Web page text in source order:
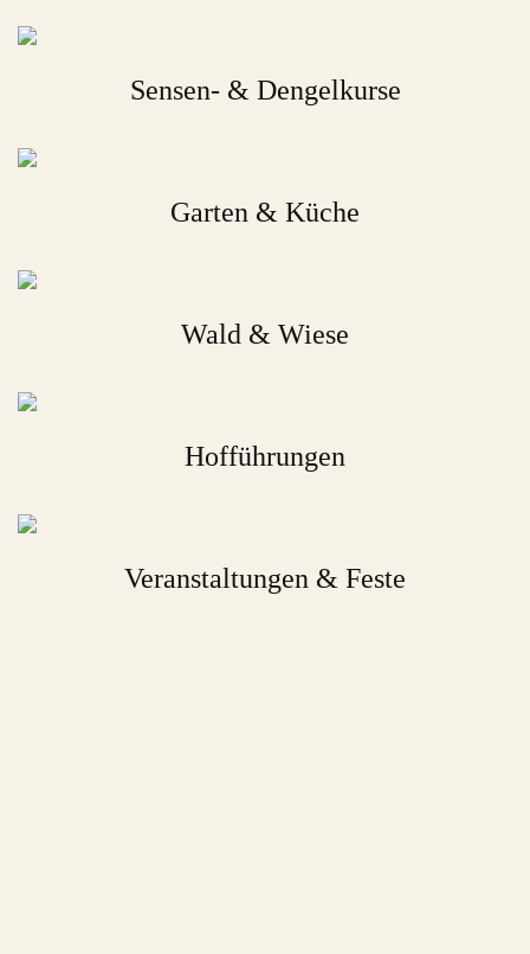
Sensen- & Dengelkurse
Garten & Küche
Wald & Wiese
Hofführungen
Veranstaltungen & Feste